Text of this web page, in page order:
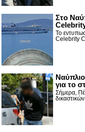
Στο
Το
Celebrity
για το
Σήμερα,